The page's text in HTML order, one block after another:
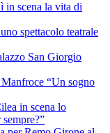
scena la vita di
spettacolo teatrale
San Giorgio
“Un sogno
in scena lo